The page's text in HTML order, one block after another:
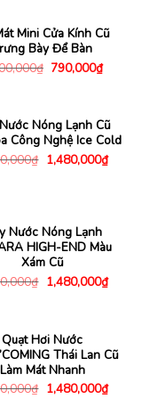
Mini Cửa Kính Cũ
Bày Để Bàn
₫ Giá
790,000₫Giá
hiện
Nóng Lạnh Cũ
Công Nghệ Ice Cold
₫ Giá
gốc
1,480,000₫Giá
hiện
Nước Nóng Lạnh
HIGH-END Màu
Xám Cũ
₫ Giá
gốc
1,480,000₫Giá
hiện
Quạt Hơi Nước
Thái Lan Cũ
Làm Mát Nhanh
₫ Giá
1,480,000₫Giá